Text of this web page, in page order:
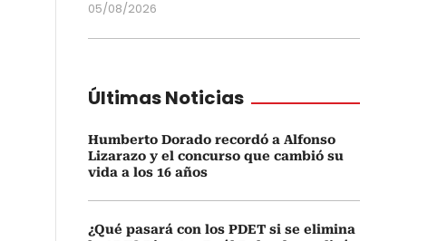
05/08/2026
Últimas Noticias
Humberto Dorado recordó a Alfonso
Lizarazo y el concurso que cambió su
vida a los 16 años
¿Qué pasará con los PDET si se elimina